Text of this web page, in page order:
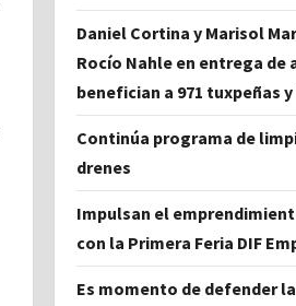
Daniel Cortina y Marisol
Rocío Nahle en entrega de
benefician a 971 tuxpeñas
Continúa programa de
drenes
Impulsan el
con la Primera Feria DIF
Es momento de defender